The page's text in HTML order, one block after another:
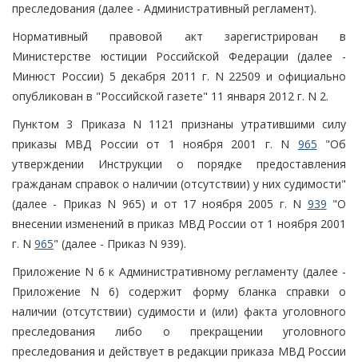
преследования (далее - Административный регламент).
Нормативный правовой акт зарегистрирован в
Министерстве юстиции Российской Федерации (далее -
Минюст России) 5 декабря 2011 г. N 22509 и официально
опубликован в "Российской газете" 11 января 2012 г. N 2.
Пунктом 3 Приказа N 1121 признаны утратившими силу
приказы МВД России от 1 ноября 2001 г. N 965 "Об
утверждении Инструкции о порядке предоставления
гражданам справок о наличии (отсутствии) у них судимости"
(далее - Приказ N 965) и от 17 ноября 2005 г. N 939 "О
внесении изменений в приказ МВД России от 1 ноября 2001
г. N 965" (далее - Приказ N 939).
Приложение N 6 к Административному регламенту (далее -
Приложение N 6) содержит форму бланка справки о
наличии (отсутствии) судимости и (или) факта уголовного
преследования либо о прекращении уголовного
преследования и действует в редакции приказа МВД России